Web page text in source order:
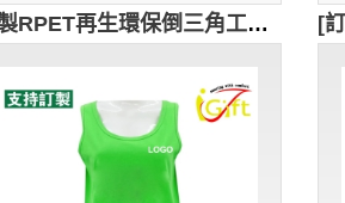
[訂製RPET再生環保倒三角工業制服背心]｜防污泥 戶外路政 工程｜訂製公司、地盤工業制服logo｜GRS認證環保回收紗｜可持續發展｜施工背心 建築工程 地盤個人防護裝備｜D444